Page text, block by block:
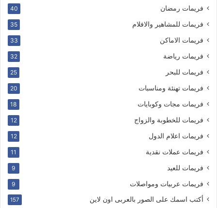
فريمات رمضان 40
فريمات للمشاهير والافلام 35
فريمات الاماكن 33
فريمات رياضة 32
فريمات للبحر 25
فريمات تهنئة ومناسبات 20
فريمات مجات وكوبايات 18
فريمات للخطوبة والزواج 12
فريمات اعلام الدول 12
فريمات عملات نقدية 11
فريمات للعيد 9
فريمات عربيات ومواصلات 9
أكتب اسمك على الصور بالعربى اون لاين 157